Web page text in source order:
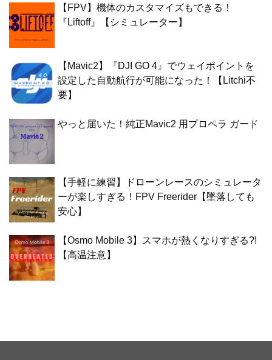
【FPV】機体のカスタマイズもできる！
『Liftoff』【シミュレーター】
【Mavic2】『DJI GO 4』でウェイポイントを
設定した自動航行が可能になった！【Litchi不
要】
やっと届いた！純正Mavic2 用プロペラ ガード
【手軽に練習】ドローンレースのシミュレータ
ーが楽しすぎる！FPV Freerider【墜落しても
安心】
【Osmo Mobile 3】スマホが熱くなりすぎる?!
【高温注意】